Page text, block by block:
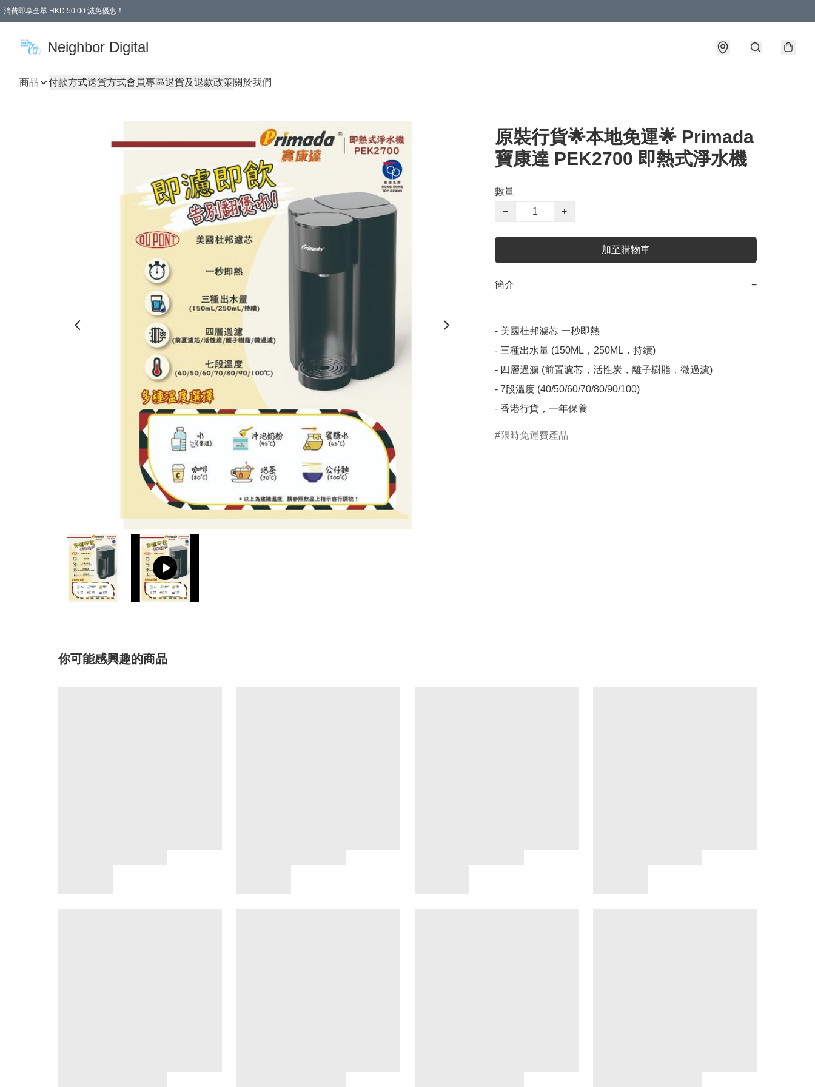
消費即享全單 HKD 50.00 減免優惠！
Neighbor Digital
商品 付款方式送貨方式會員專區退貨及退款政策關於我們
原裝行貨🌟本地免運🌟 Primada
寶康達 PEK2700 即熱式淨水機
數量
−
+
加至購物車
簡介 −
- 美國杜邦濾芯 一秒即熱
- 三種出水量 (150ML，250ML，持續)
- 四層過濾 (前置濾芯，活性炭，離子樹脂，微過濾)
- 7段溫度 (40/50/60/70/80/90/100)
- 香港行貨，一年保養
限時免運費產品
你可能感興趣的商品